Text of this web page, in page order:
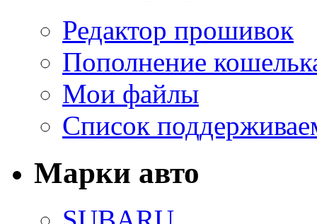
Редактор прошивок
Пополнение
Мои файлы
Список
Марки авто